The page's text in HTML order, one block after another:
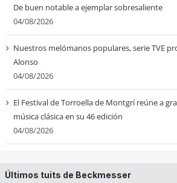
De buen notable a ejemplar sobresaliente
04/08/2026
Nuestros melómanos populares, serie TVE
Alonso
04/08/2026
El Festival de Torroella de Montgrí reúne a
música clásica en su 46 edición
04/08/2026
Últimos tuits de Beckmesser